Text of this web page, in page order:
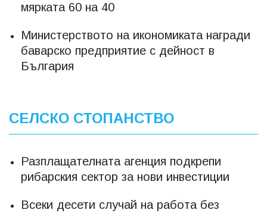
мярката 60 на 40
Министерството на икономиката награди
баварско предприятие с дейност в
България
СЕЛСКО СТОПАНСТВО
Разплащателната агенция подкрепи
рибарския сектор за нови инвестиции
Всеки десети случай на работа без